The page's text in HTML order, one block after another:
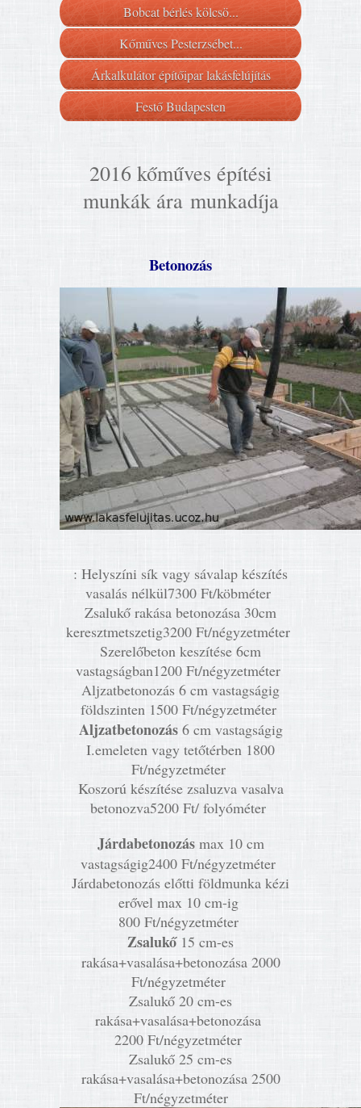
Bobcat bérlés kölcsö...
Kőműves Pesterzsébet...
Árkalkulátor építőipar lakásfelújítás
Festő Budapesten
2016 kőműves építési
munkák ára munkadíja
Betonozás
: Helyszíni sík vagy sávalap készítés
vasalás nélkül7300 Ft/köbméter
Zsalukő rakása betonozása 30cm
keresztmetszetig3200 Ft/négyzetméter
Szerelőbeton keszítése 6cm
vastagságban1200 Ft/négyzetméter
Aljzatbetonozás 6 cm vastagságig
földszinten 1500 Ft/négyzetméter
Aljzatbetonozás6 cm vastagságig
I.emeleten vagy tetőtérben 1800
Ft/négyzetméter
Koszorú készítése zsaluzva vasalva
betonozva5200 Ft/ folyóméter
Járdabetonozásmax 10 cm
vastagságig2400 Ft/négyzetméter
Járdabetonozás előtti földmunka kézi
erővel max 10 cm-ig
800 Ft/négyzetméter
Zsalukő15 cm-es
rakása+vasalása+betonozása 2000
Ft/négyzetméter
Zsalukő 20 cm-es
rakása+vasalása+betonozása
2200 Ft/négyzetméter
Zsalukő 25 cm-es
rakása+vasalása+betonozása 2500
Ft/négyzetméter